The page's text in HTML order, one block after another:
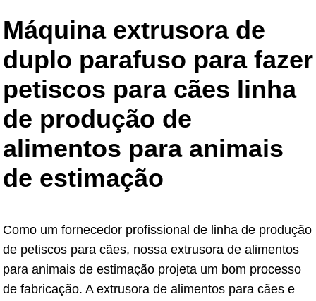
Máquina extrusora de
duplo parafuso para fazer
petiscos para cães linha
de produção de
alimentos para animais
de estimação
Como um fornecedor profissional de linha de produção
de petiscos para cães, nossa extrusora de alimentos
para animais de estimação projeta um bom processo
de fabricação. A extrusora de alimentos para cães e